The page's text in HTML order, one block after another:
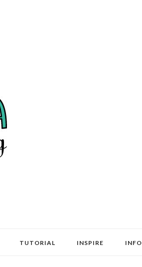
TUTORIAL INSPIRE INFO